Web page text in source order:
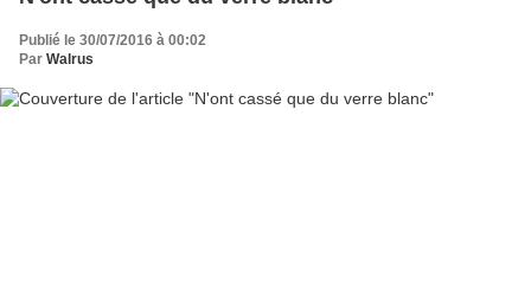
Publié le 30/07/2016 à 00:02
Par Walrus